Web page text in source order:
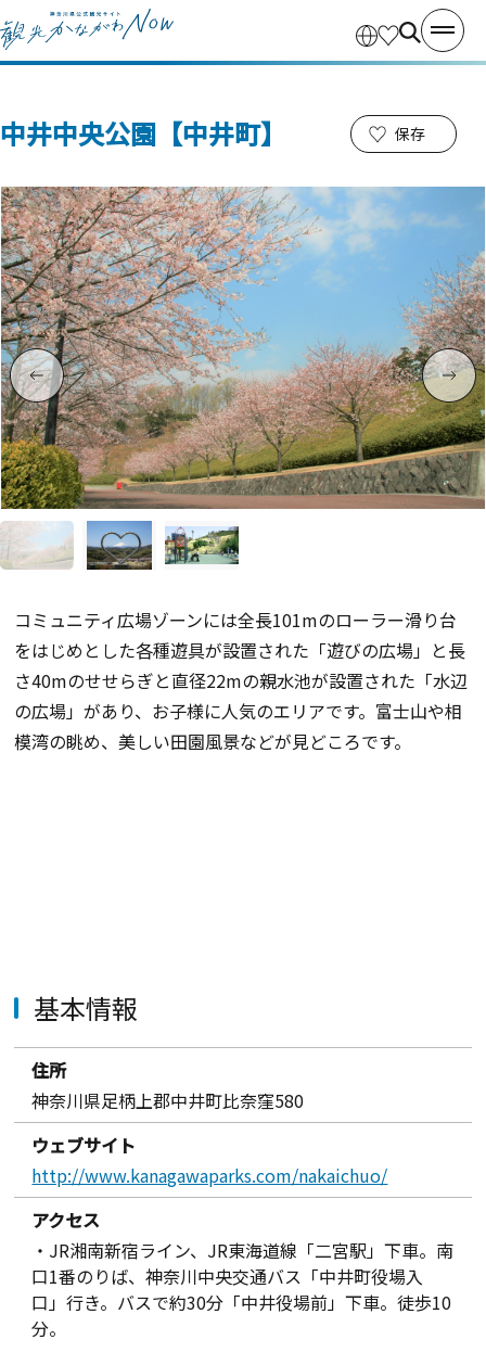
中井中央公園【中井町】 保存
コミュニティ広場ゾーンには全長101mのローラー滑り台
をはじめとした各種遊具が設置された「遊びの広場」と長
さ40mのせせらぎと直径22mの親水池が設置された「水辺
の広場」があり、お子様に人気のエリアです。富士山や相
模湾の眺め、美しい田園風景などが見どころです。
基本情報
住所
神奈川県足柄上郡中井町比奈窪580
ウェブサイト
http://www.kanagawaparks.com/nakaichuo/
アクセス
・JR湘南新宿ライン、JR東海道線「二宮駅」下車。南
口1番のりば、神奈川中央交通バス「中井町役場入
口」行き。バスで約30分「中井役場前」下車。徒歩10
分。